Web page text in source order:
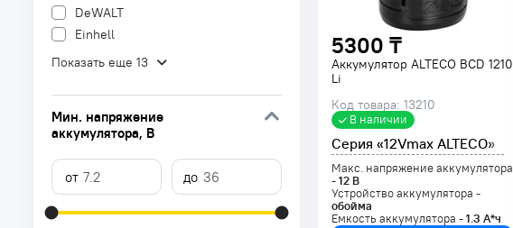
DeWALT
Einhell
Показать еще 13
Мин. напряжение
аккумулятора, В
5300 ₸
Аккумулятор ALTECO BCD 1210
Li
Код товара: 13210
В наличии
Серия «12Vmax ALTECO»
Макс. напряжение аккумулятора
-12 В
Устройство аккумулятора -
обойма
Емкость аккумулятора -1.3 А*ч